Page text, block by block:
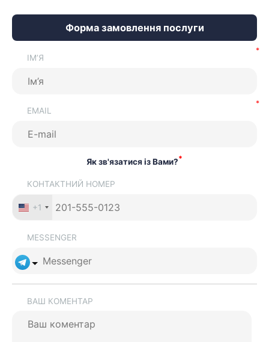
Форма замовлення послуги
ІМ’Я
EMAIL
Як зв'язатися із Вами?*
КОНТАКТНИЙ НОМЕР
+1
MESSENGER
ВАШ КОМЕНТАР